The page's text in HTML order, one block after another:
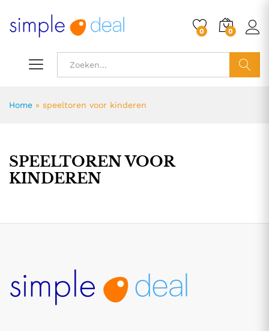
0 0
Home » speeltoren voor kinderen
SPEELTOREN VOOR
KINDEREN